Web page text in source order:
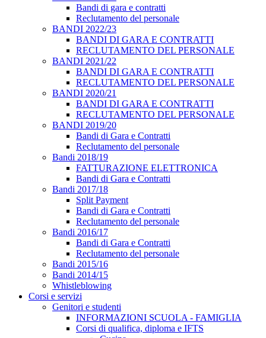
Bandi di gara e contratti
Reclutamento del personale
BANDI 2022/23
BANDI DI GARA E CONTRATTI
RECLUTAMENTO DEL PERSONALE
BANDI 2021/22
BANDI DI GARA E CONTRATTI
RECLUTAMENTO DEL PERSONALE
BANDI 2020/21
BANDI DI GARA E CONTRATTI
RECLUTAMENTO DEL PERSONALE
BANDI 2019/20
Bandi di Gara e Contratti
Reclutamento del personale
Bandi 2018/19
FATTURAZIONE ELETTRONICA
Bandi di Gara e Contratti
Bandi 2017/18
Split Payment
Bandi di Gara e Contratti
Reclutamento del personale
Bandi 2016/17
Bandi di Gara e Contratti
Reclutamento del personale
Bandi 2015/16
Bandi 2014/15
Whistleblowing
Corsi e servizi
Genitori e studenti
INFORMAZIONI SCUOLA - FAMIGLIA
Corsi di qualifica, diploma e IFTS